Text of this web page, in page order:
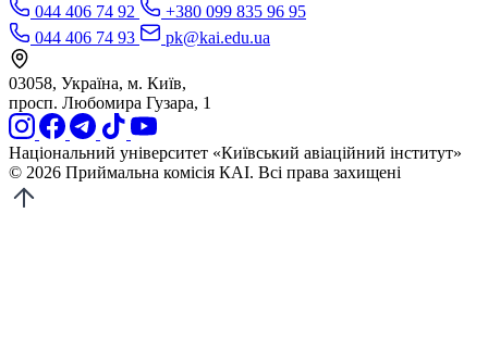
044 406 74 92
+380 099 835 96 95
044 406 74 93
pk@kai.edu.ua
03058, Україна, м. Київ,
просп. Любомира Гузара, 1
Національний університет «Київський авіаційний інститут»
© 2026 Приймальна комісія КАІ. Всі права захищені